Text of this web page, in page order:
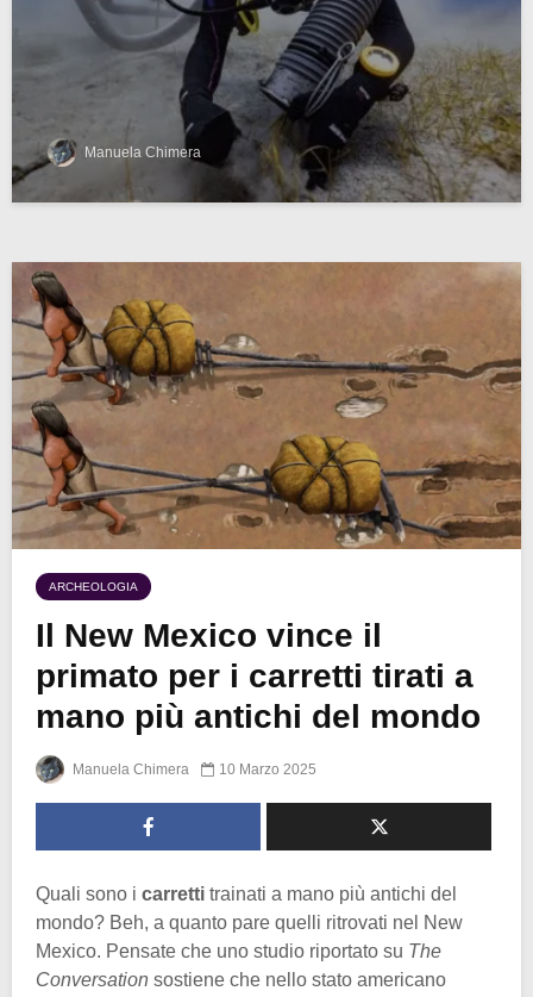
Manuela Chimera
ARCHEOLOGIA
Il New Mexico vince il
primato per i carretti tirati a
mano più antichi del mondo
Manuela Chimera 10 Marzo 2025
Quali sono i carretti trainati a mano più antichi del
mondo? Beh, a quanto pare quelli ritrovati nel New
Mexico. Pensate che uno studio riportato su The
Conversation sostiene che nello stato americano